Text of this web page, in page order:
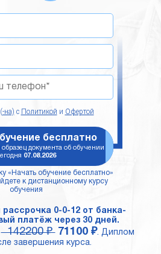
на) с Политикой и Офертой
бесплатно
образец документа об обучении
07.08.2026
«Начать обучение бесплатно»
к дистанционному курсу
обучения
0-0-12 от банка-
платёж через 30 дней.
142200 ₽ 71100 ₽. Диплом
завершения курса.